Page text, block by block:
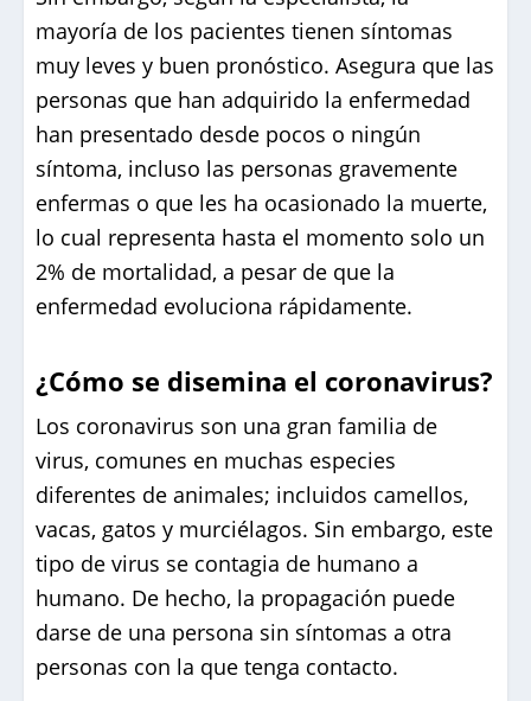
mayoría de los pacientes tienen síntomas
muy leves y buen pronóstico. Asegura que las
personas que han adquirido la enfermedad
han presentado desde pocos o ningún
síntoma, incluso las personas gravemente
enfermas o que les ha ocasionado la muerte,
lo cual representa hasta el momento solo un
2% de mortalidad, a pesar de que la
enfermedad evoluciona rápidamente.
¿Cómo se disemina el coronavirus?
Los coronavirus son una gran familia de
virus, comunes en muchas especies
diferentes de animales; incluidos camellos,
vacas, gatos y murciélagos. Sin embargo, este
tipo de virus se contagia de humano a
humano. De hecho, la propagación puede
darse de una persona sin síntomas a otra
personas con la que tenga contacto.